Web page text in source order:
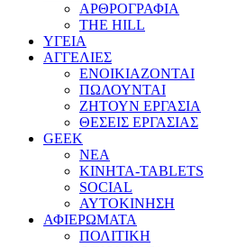
ΑΡΘΡΟΓΡΑΦΙΑ
THE HILL
ΥΓΕΙΑ
ΑΓΓΕΛΙΕΣ
ΕΝΟΙΚΙΑΖΟΝΤΑΙ
ΠΩΛΟΥΝΤΑΙ
ΖΗΤΟΥΝ ΕΡΓΑΣΙΑ
ΘΕΣΕΙΣ ΕΡΓΑΣΙΑΣ
GEEK
ΝΕΑ
ΚΙΝΗΤΑ-TABLETS
SOCIAL
ΑΥΤΟΚΙΝΗΣΗ
ΑΦΙΕΡΩΜΑΤΑ
ΠΟΛΙΤΙΚΗ